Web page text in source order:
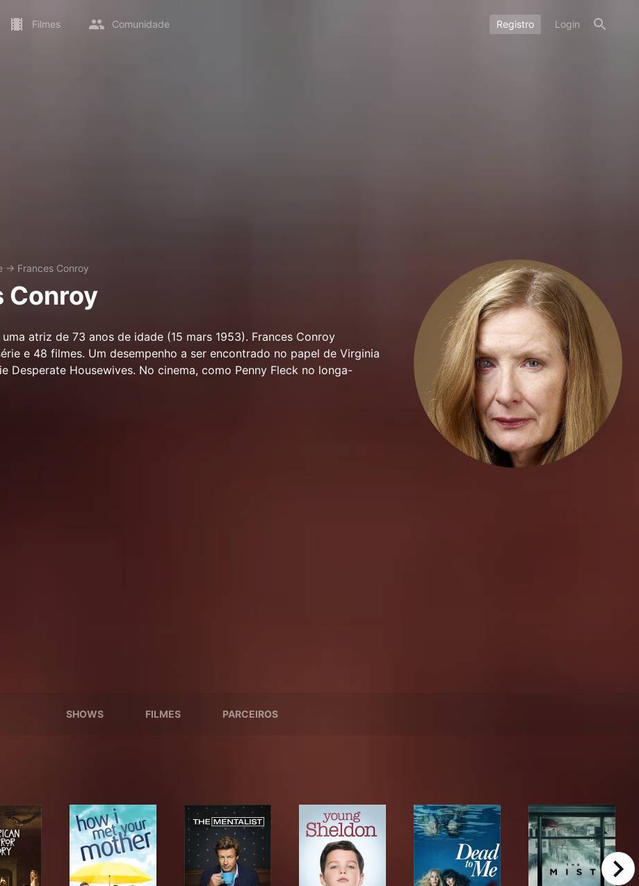
Filmes Comunidade Registro Login
→ Frances Conroy
Conroy
atriz de 73 anos de idade (15 mars 1953). Frances Conroy
e 48 filmes. Um desempenho a ser encontrado no papel de Virginia
Desperate Housewives. No cinema, como Penny Fleck no longa-
SHOWS FILMES PARCEIROS
right